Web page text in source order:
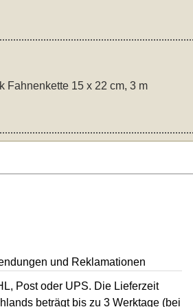
Fahnenkette 15 x 22 cm, 3 m
und Reklamationen
Post oder UPS. Die Lieferzeit
beträgt bis zu 3 Werktage (bei